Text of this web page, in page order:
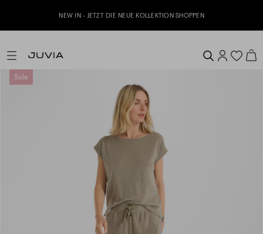
NEW IN - JETZT DIE NEUE KOLLEKTION SHOPPEN
Sale